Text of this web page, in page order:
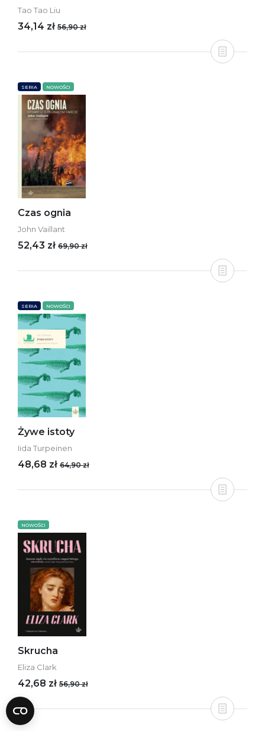
Tao Tao Liu
34,14 zł 56,90 zł
SERIA NOWOŚCI
Czas ognia
John Vaillant
52,43 zł 69,90 zł
SERIA NOWOŚCI
Żywe istoty
Iida Turpeinen
48,68 zł 64,90 zł
NOWOŚCI
Skrucha
Eliza Clark
42,68 zł 56,90 zł